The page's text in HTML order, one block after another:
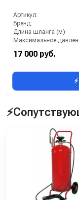
Артикул:
Бренд:
Длина шланга (м):
17 000 руб.